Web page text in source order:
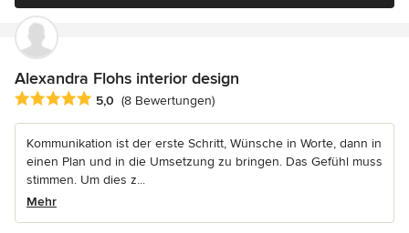
Alexandra Flohs interior design
Durchschnittliche Bewertung: 5 von 5 Sternen
5,0 (8 Bewertungen)
Kommunikation ist der erste Schritt, Wünsche in Worte, dann in
einen Plan und in die Umsetzung zu bringen. Das Gefühl muss
stimmen. Um dies z...
Mehr